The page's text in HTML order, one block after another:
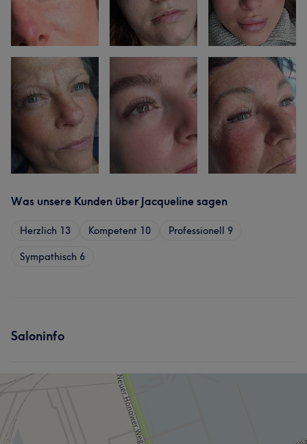
Was unsere Kunden über Jacqueline sagen
Herzlich 13 Kompetent 10 Professionell 9
Sympathisch 6
Saloninfo